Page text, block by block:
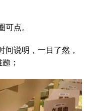
可点。
间说明，一目了然，
；